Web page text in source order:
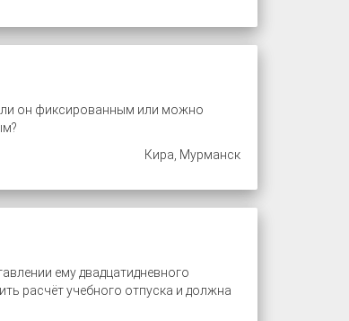
ли он фиксированным или можно
Кира, Мурманск
ему двадцатидневного
расчёт учебного отпуска и должна